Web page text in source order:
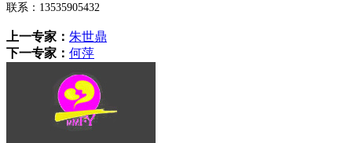
联系： 13535905432
上一专家： 朱世鼎
下一专家： 何萍